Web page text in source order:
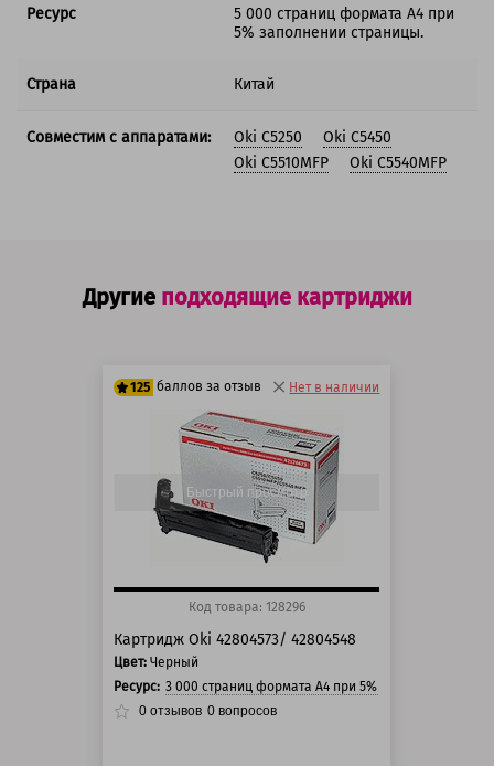
Ресурс
5 000 страниц формата А4 при
5% заполнении страницы.
Страна Китай
Совместим с аппаратами: Oki C5250
Oki C5450
Oki C5510MFP
Oki C5540MFP
Другие подходящие картриджи
125 баллов за отзыв
100 баллов
Нет в наличии
Быстрый просмотр
Код товара: 128296
Картридж Oki 42804573/ 42804548
Цвет: Черный
Ресурс: 3 000 страниц формата А4 при 5% заполнении
0 отзывов 0 вопросов